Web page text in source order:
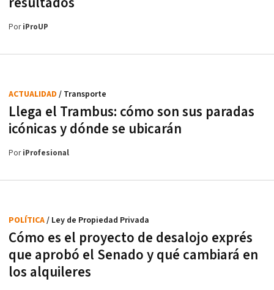
PoriProUP
Llega el Trambus: cómo son sus paradas
icónicas y dónde se ubicarán
ACTUALIDAD / Transporte
PoriProfesional
Cómo es el proyecto de desalojo exprés
que aprobó el Senado y qué cambiará en
los alquileres
POLÍTICA/ Ley de Propiedad Privada